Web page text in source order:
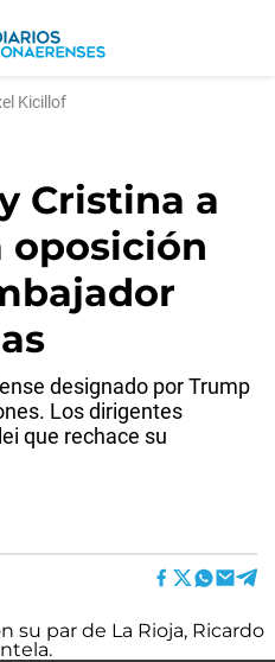
Kicillof
Cristina a
oposición
designado por Trump
Los dirigentes
que rechace su